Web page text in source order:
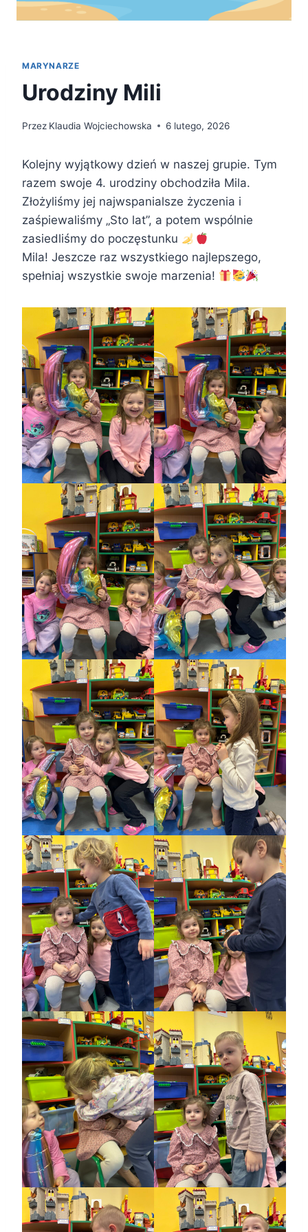
MARYNARZE
Urodziny Mili
Przez Klaudia Wojciechowska 6 lutego, 2026
Kolejny wyjątkowy dzień w naszej grupie. Tym
razem swoje 4. urodziny obchodziła Mila.
Złożyliśmy jej najwspanialsze życzenia i
zaśpiewaliśmy „Sto lat”, a potem wspólnie
zasiedliśmy do poczęstunku
Mila! Jeszcze raz wszystkiego najlepszego,
spełniaj wszystkie swoje marzenia!